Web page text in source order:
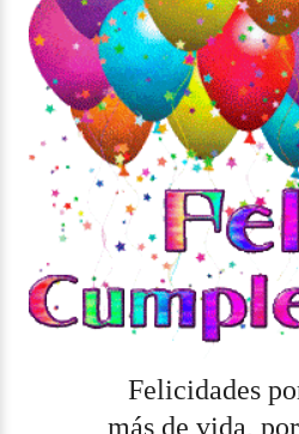
Felicidades
más de vida,